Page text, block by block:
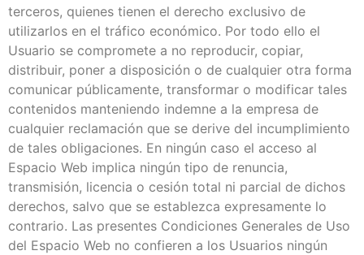
terceros, quienes tienen el derecho exclusivo de
utilizarlos en el tráfico económico. Por todo ello el
Usuario se compromete a no reproducir, copiar,
distribuir, poner a disposición o de cualquier otra forma
comunicar públicamente, transformar o modificar tales
contenidos manteniendo indemne a la empresa de
cualquier reclamación que se derive del incumplimiento
de tales obligaciones. En ningún caso el acceso al
Espacio Web implica ningún tipo de renuncia,
transmisión, licencia o cesión total ni parcial de dichos
derechos, salvo que se establezca expresamente lo
contrario. Las presentes Condiciones Generales de Uso
del Espacio Web no confieren a los Usuarios ningún